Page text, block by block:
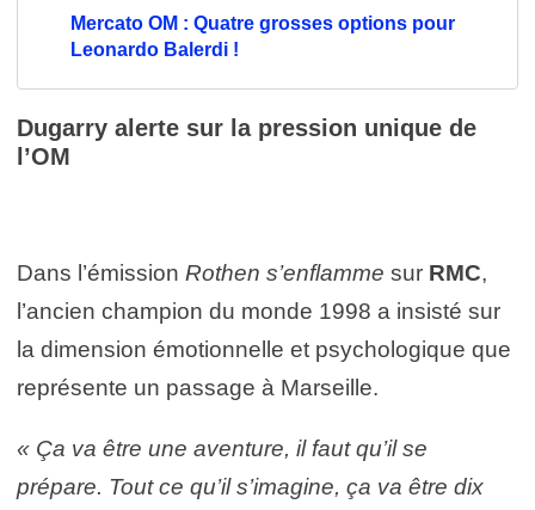
Mercato OM : Quatre grosses options pour
Leonardo Balerdi !
Dugarry alerte sur la pression unique de
l’OM
Dans l’émission Rothen s’enflamme sur RMC,
l’ancien champion du monde 1998 a insisté sur
la dimension émotionnelle et psychologique que
représente un passage à Marseille.
« Ça va être une aventure, il faut qu’il se
prépare. Tout ce qu’il s’imagine, ça va être dix